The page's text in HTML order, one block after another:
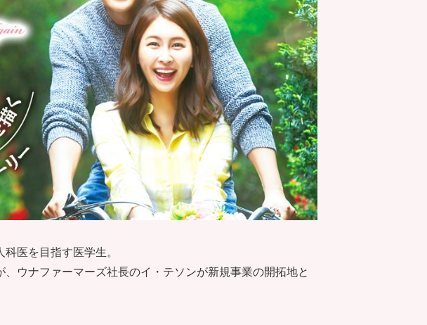
医を目指す医学生。
ウナファーマーズ社長のイ・テソンが新規事業の開拓地と